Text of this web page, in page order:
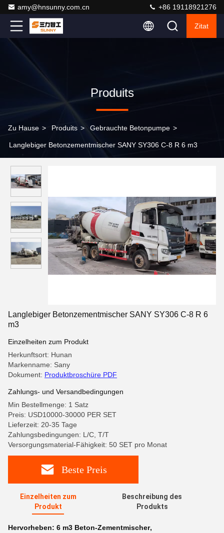
amy@hnsunny.com.cn +86 19118921276
Zitat
Produits
Zu Hause > Produits > Gebrauchte Betonpumpe >
Langlebiger Betonzementmischer SANY SY306 C-8 R 6 m3
Langlebiger Betonzementmischer SANY SY306 C-8 R 6
m3
Einzelheiten zum Produkt
Herkunftsort: Hunan
Markenname: Sany
Dokument: Produktbroschüre PDF
Zahlungs- und Versandbedingungen
Min Bestellmenge: 1 Satz
Preis: USD10000-30000 PER SET
Lieferzeit: 20-35 Tage
Zahlungsbedingungen: L/C, T/T
Versorgungsmaterial-Fähigkeit: 50 SET pro Monat
Beste Preis
Einzelheiten zum
Produkt
Beschreibung des
Produkts
Hervorheben: 6 m3 Beton-Zementmischer,